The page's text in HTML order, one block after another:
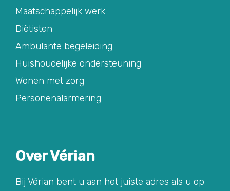
Maatschappelijk werk
Diëtisten
Ambulante begeleiding
Huishoudelijke ondersteuning
Wonen met zorg
Personenalarmering
Over Vérian
Bij Vérian bent u aan het juiste adres als u op